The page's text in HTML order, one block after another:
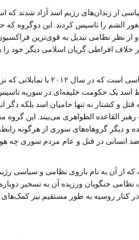
زندانیان سیاسی از زندان‌های رژیم اسد آزاد شدند که
نظر نظامی تبدیل به قوی‌ترین
خلاف افراطی گریان اسلامی دیگر خود را
این جبهه یک گروه مذهبی اصول گرا و فاقد درک سیاسی است که در سال
اسد یک حکومت خلیفه‌ای در سوریه
و کشتار نه تنها حامیان اسد بلکه دگر
القاعده الظواهری می‌بیند. این گروه
دیگر گرو‌هاه‌های سوری از هرگونه رابطه
انسانی در قتل و عام مردم سوری چه
از آن به نام بازوی نظامی و سیاسی
جنگویان ورزیده آن به تسخیر
کنار روسیه به طور مستقیم نیز کمک‌های